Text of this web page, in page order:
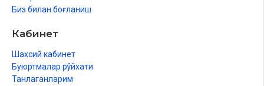
Биз билан боғланиш
Кабинет
Шахсий кабинет
Буюртмалар рўйхати
Танлаганларим